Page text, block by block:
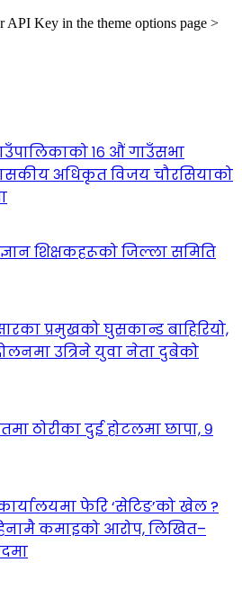
API Key in the theme options page >
१६ औं गाउँसभा
अधिकृत विजय चौरसियाको
शिक्षकहरूको जिल्ला समिति
प्रमुखको घुसकान्ड बाहिरियो,
उत्रिने युवा नेता दुबेको
ठोरीका दुई होटलमा छापा, ९
फेरि ‘सेटिङ’को खेल ?
कमाइको आरोप, लिखित–